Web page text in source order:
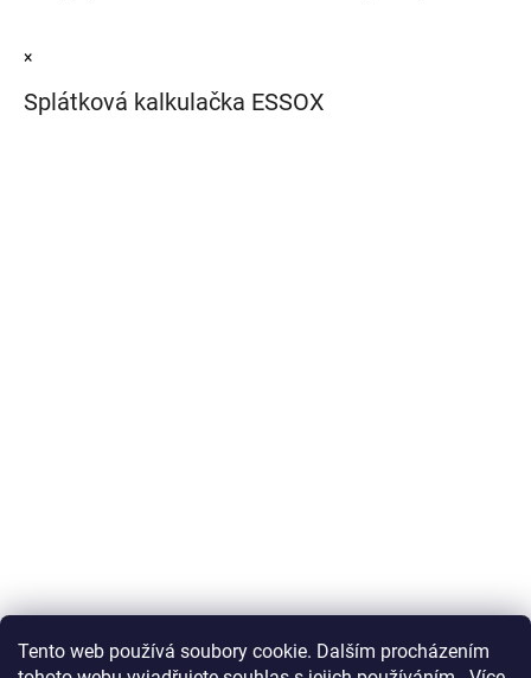
Tento web používá soubory cookie. Dalším procházením
×
Splátková kalkulačka ESSOX